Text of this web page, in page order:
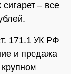
– все
171.1 УК РФ
и продажа